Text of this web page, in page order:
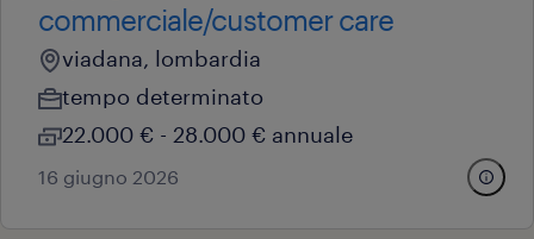
commerciale/customer care
viadana, lombardia
tempo determinato
22.000 € - 28.000 € annuale
16 giugno 2026